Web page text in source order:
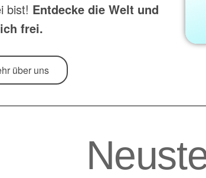
bist! Entdecke die Welt und
frei.
über uns